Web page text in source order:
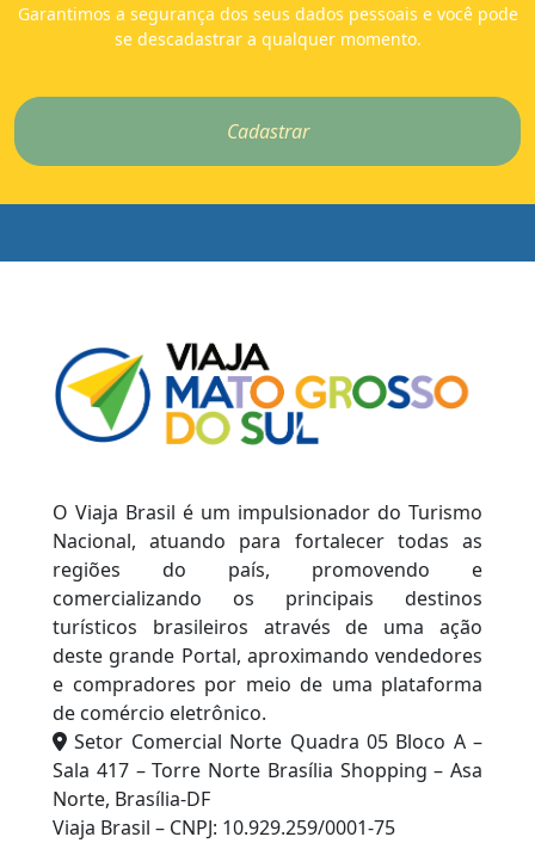
Garantimos a segurança dos seus dados pessoais e você pode
se descadastrar a qualquer momento.
Cadastrar
O Viaja Brasil é um impulsionador do Turismo
Nacional, atuando para fortalecer todas as
regiões do país, promovendo e
comercializando os principais destinos
turísticos brasileiros através de uma ação
deste grande Portal, aproximando vendedores
e compradores por meio de uma plataforma
de comércio eletrônico.
Setor Comercial Norte Quadra 05 Bloco A –
Sala 417 – Torre Norte Brasília Shopping – Asa
Norte, Brasília-DF
Viaja Brasil – CNPJ: 10.929.259/0001-75